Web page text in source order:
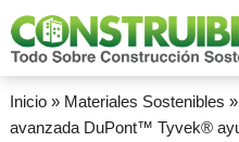
Inicio» Materiales Sostenibles »
avanzada DuPont™ Tyvek®